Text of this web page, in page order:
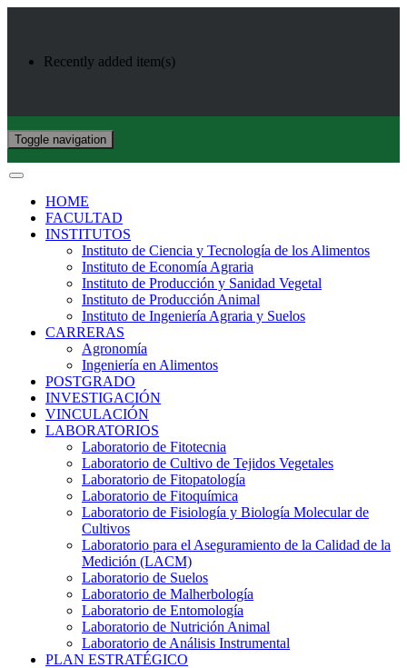
Recently added item(s)
Toggle navigation
HOME
FACULTAD
INSTITUTOS
Instituto de Ciencia y Tecnología de los Alimentos
Instituto de Economía Agraria
Instituto de Producción y Sanidad Vegetal
Instituto de Producción Animal
Instituto de Ingeniería Agraria y Suelos
CARRERAS
Agronomía
Ingeniería en Alimentos
POSTGRADO
INVESTIGACIÓN
VINCULACIÓN
LABORATORIOS
Laboratorio de Fitotecnia
Laboratorio de Cultivo de Tejidos Vegetales
Laboratorio de Fitopatología
Laboratorio de Fitoquímica
Laboratorio de Fisiología y Biología Molecular de
Cultivos
Laboratorio para el Aseguramiento de la Calidad de la
Medición (LACM)
Laboratorio de Suelos
Laboratorio de Malherbología
Laboratorio de Entomología
Laboratorio de Nutrición Animal
Laboratorio de Análisis Instrumental
PLAN ESTRATÉGICO